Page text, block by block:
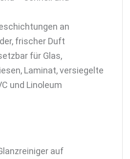
an
frischer Duft
für Glas,
Laminat, versiegelte
und Linoleum
auf